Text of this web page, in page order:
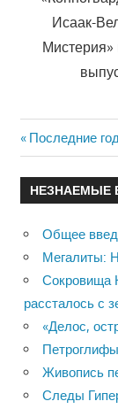
Исаак-
Мистерия»
по
Previous
Post:
Последние
НЕЗНАЕМЫЕ
Общее
Мегалиты:
Сокровища
рассталось с
«Делос,
Живопись
Следы